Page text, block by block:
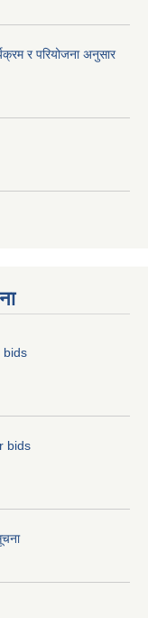
र परियोजना अनुसार
bids
bids